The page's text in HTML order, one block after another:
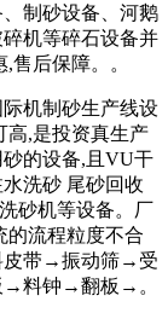
制砂设备、河鹅
机等碎石设备并
后保障。。
机制砂生产线设
高,是投资真生产
的设备,且VU干
洗砂 尾砂回收
砂机等设备。厂
的流程粒度不合
皮带→振动筛→受
→料钟→翻板→。